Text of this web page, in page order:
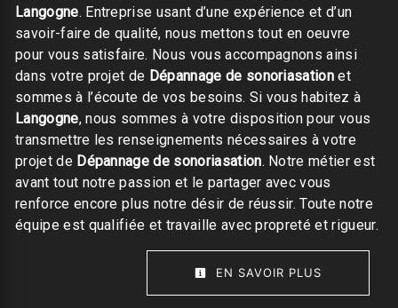
Langogne. Entreprise usant d’une expérience et d’un
savoir-faire de qualité, nous mettons tout en oeuvre
pour vous satisfaire. Nous vous accompagnons ainsi
dans votre projet de Dépannage de sonoriasation et
sommes à l’écoute de vos besoins. Si vous habitez à
Langogne, nous sommes à votre disposition pour vous
transmettre les renseignements nécessaires à votre
projet de Dépannage de sonoriasation. Notre métier est
avant tout notre passion et le partager avec vous
renforce encore plus notre désir de réussir. Toute notre
équipe est qualifiée et travaille avec propreté et rigueur.
EN SAVOIR PLUS